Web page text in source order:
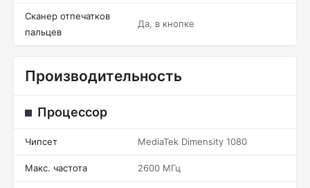
Сканер отпечатков
пальцев
Да, в кнопке
Производительность
Процессор
Чипсет MediaTek Dimensity 1080
Макс. частота 2600 МГц